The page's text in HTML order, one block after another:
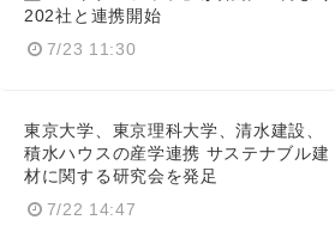
202社と連携開始
7/23 11:30
東京大学、東京理科大学、清水建設、
積水ハウスの産学連携 サステナブル建
材に関する研究会を発足
7/22 14:47